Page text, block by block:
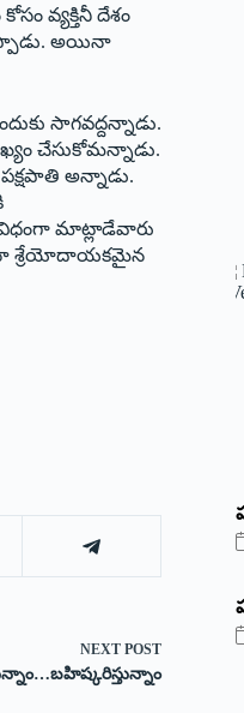
వ్యక్తినీ దేశం
అయినా
సాగవద్దన్నాడు.
చేసుకోమన్నాడు.
పక్షపాతి అన్నాడు.
మాట్లాడేవారు
శ్రేయోదాయకమైన
NEXTPOST